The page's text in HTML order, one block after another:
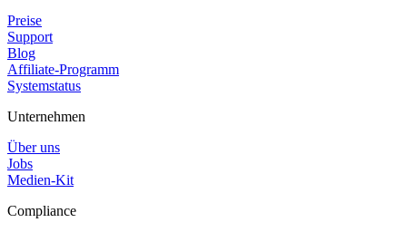
Preise
Support
Blog
Affiliate-Programm
Systemstatus
Unternehmen
Über uns
Jobs
Medien-Kit
Compliance